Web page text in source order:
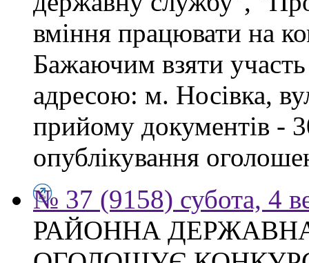
вміння працювати на
Бажаючим взяти участь
адресою: м. Носівка,
прийому документів -
опублікування
№ 37 (9158) субота, 4
РАЙОННА